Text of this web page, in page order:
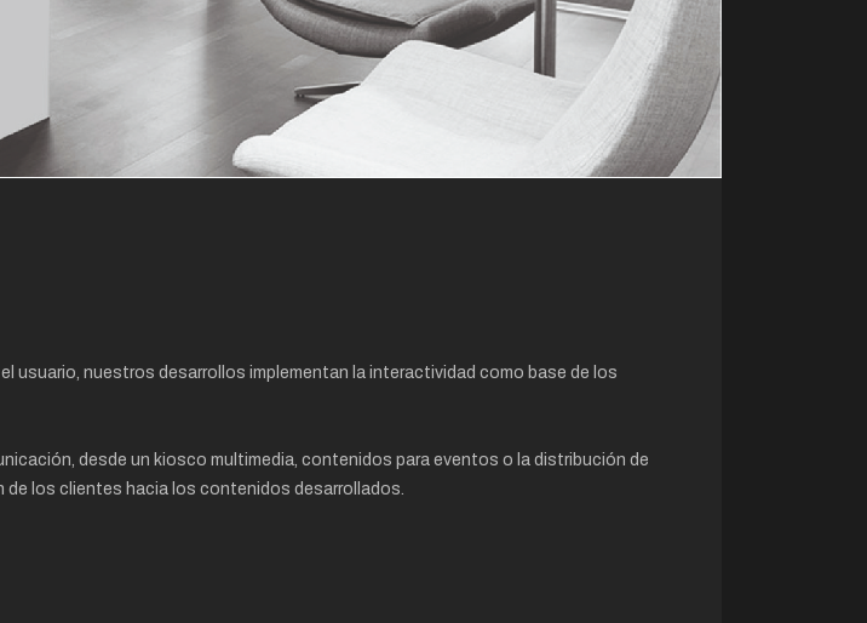
usuario, nuestros desarrollos implementan la interactividad como base de los
desde un kiosco multimedia, contenidos para eventos o la distribución de
de los clientes hacia los contenidos desarrollados.